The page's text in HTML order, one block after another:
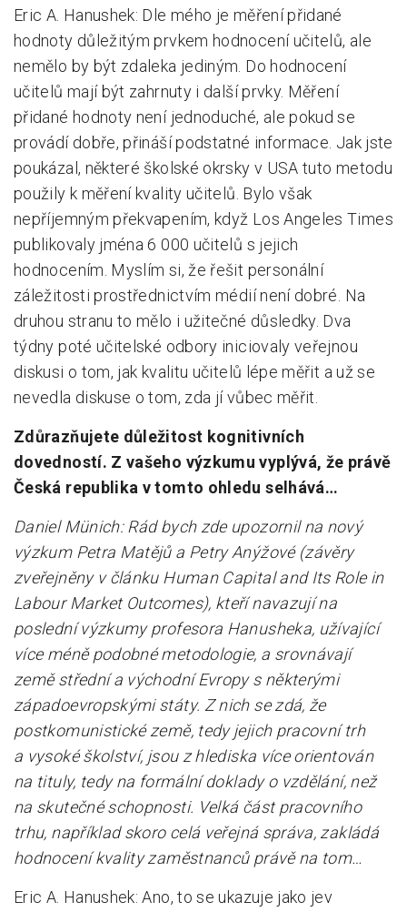
Eric A. Hanushek: Dle mého je měření přidané
hodnoty důležitým prvkem hodnocení učitelů, ale
nemělo by být zdaleka jediným. Do hodnocení
učitelů mají být zahrnuty i další prvky. Měření
přidané hodnoty není jednoduché, ale pokud se
provádí dobře, přináší podstatné informace. Jak jste
poukázal, některé školské okrsky v USA tuto metodu
použily k měření kvality učitelů. Bylo však
nepříjemným překvapením, když Los Angeles Times
publikovaly jména 6 000 učitelů s jejich
hodnocením. Myslím si, že řešit personální
záležitosti prostřednictvím médií není dobré. Na
druhou stranu to mělo i užitečné důsledky. Dva
týdny poté učitelské odbory iniciovaly veřejnou
diskusi o tom, jak kvalitu učitelů lépe měřit a už se
nevedla diskuse o tom, zda jí vůbec měřit.
Zdůrazňujete důležitost kognitivních
dovedností. Z vašeho výzkumu vyplývá, že právě
Česká republika v tomto ohledu selhává…
Daniel Münich: Rád bych zde upozornil na nový
výzkum Petra Matějů a Petry Anýžové (závěry
zveřejněny v článku Human Capital and Its Role in
Labour Market Outcomes), kteří navazují na
poslední výzkumy profesora Hanusheka, užívající
více méně podobné metodologie, a srovnávají
země střední a východní Evropy s některými
západoevropskými státy. Z nich se zdá, že
postkomunistické země, tedy jejich pracovní trh
a vysoké školství, jsou z hlediska více orientován
na tituly, tedy na formální doklady o vzdělání, než
na skutečné schopnosti. Velká část pracovního
trhu, například skoro celá veřejná správa, zakládá
hodnocení kvality zaměstnanců právě na tom…
Eric A. Hanushek: Ano, to se ukazuje jako jev